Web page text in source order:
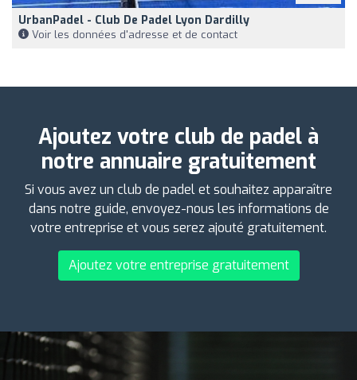
UrbanPadel - Club De Padel Lyon Dardilly
Voir les données d'adresse et de contact
Ajoutez votre club de padel à
notre annuaire gratuitement
Si vous avez un club de padel et souhaitez apparaître
dans notre guide, envoyez-nous les informations de
votre entreprise et vous serez ajouté gratuitement.
Ajoutez votre entreprise gratuitement